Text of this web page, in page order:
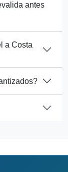
antes
a Costa